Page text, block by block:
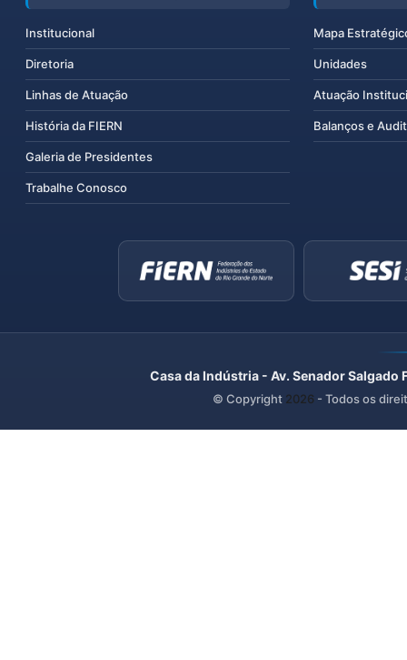
Institucional
Diretoria
Linhas de Atuação
História da FIERN
Galeria de Presidentes
Trabalhe Conosco
Mapa
Unidades
Atuação
Balanços e
Casa da Indústria - Av. Senador
© Copyright 2026 - Todos os